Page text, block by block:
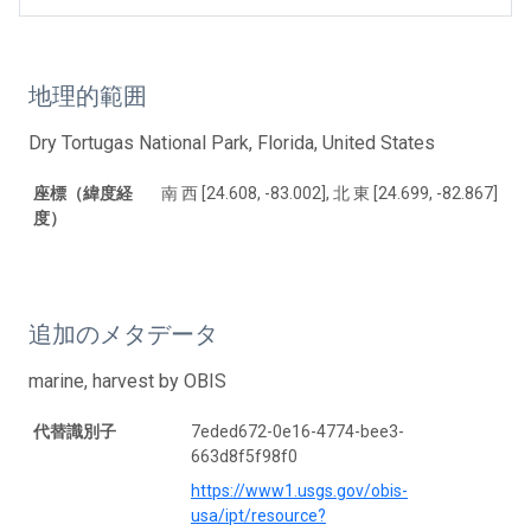
地理的範囲
Dry Tortugas National Park, Florida, United States
座標（緯度経
度）
南 西 [24.608, -83.002], 北 東 [24.699, -82.867]
追加のメタデータ
marine, harvest by OBIS
代替識別子
7eded672-0e16-4774-bee3-
663d8f5f98f0
https://www1.usgs.gov/obis-
usa/ipt/resource?